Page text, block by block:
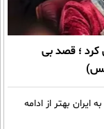
؛ قصد بی
بهتر از ادامه